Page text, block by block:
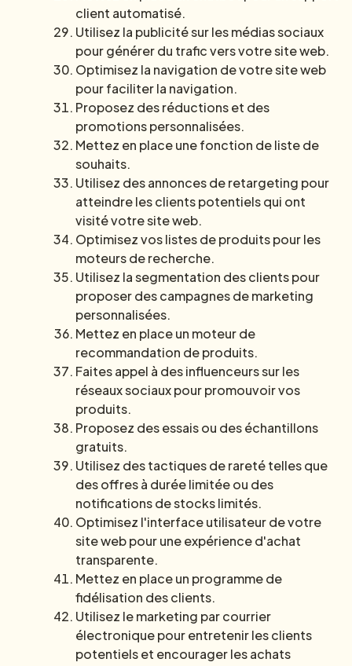
client automatisé.
Utilisez la publicité sur les médias sociaux
pour générer du trafic vers votre site web.
Optimisez la navigation de votre site web
pour faciliter la navigation.
Proposez des réductions et des
promotions personnalisées.
Mettez en place une fonction de liste de
souhaits.
Utilisez des annonces de retargeting pour
atteindre les clients potentiels qui ont
visité votre site web.
Optimisez vos listes de produits pour les
moteurs de recherche.
Utilisez la segmentation des clients pour
proposer des campagnes de marketing
personnalisées.
Mettez en place un moteur de
recommandation de produits.
Faites appel à des influenceurs sur les
réseaux sociaux pour promouvoir vos
produits.
Proposez des essais ou des échantillons
gratuits.
Utilisez des tactiques de rareté telles que
des offres à durée limitée ou des
notifications de stocks limités.
Optimisez l'interface utilisateur de votre
site web pour une expérience d'achat
transparente.
Mettez en place un programme de
fidélisation des clients.
Utilisez le marketing par courrier
électronique pour entretenir les clients
potentiels et encourager les achats